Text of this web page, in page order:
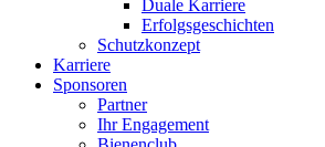
Duale Karriere
Erfolgsgeschichten
Schutzkonzept
Karriere
Sponsoren
Partner
Ihr Engagement